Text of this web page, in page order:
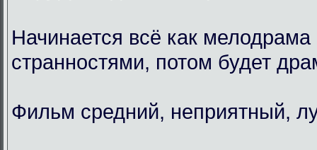
Начинается всё как
странностями, потом будет
Фильм средний, неприятный,